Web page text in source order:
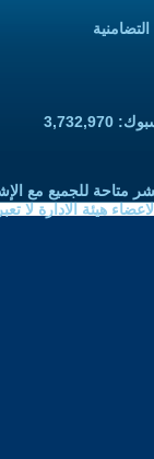
متاحة للجميع مع
هيئة الادارة لا